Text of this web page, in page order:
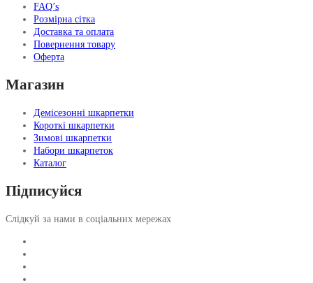
FAQ’s
Розмірна сітка
Доставка та оплата
Повернення товару
Оферта
Магазин
Демісезонні шкарпетки
Короткі шкарпетки
Зимові шкарпетки
Набори шкарпеток
Каталог
Підписуйся
Слідкуй за нами в соціальних мережах